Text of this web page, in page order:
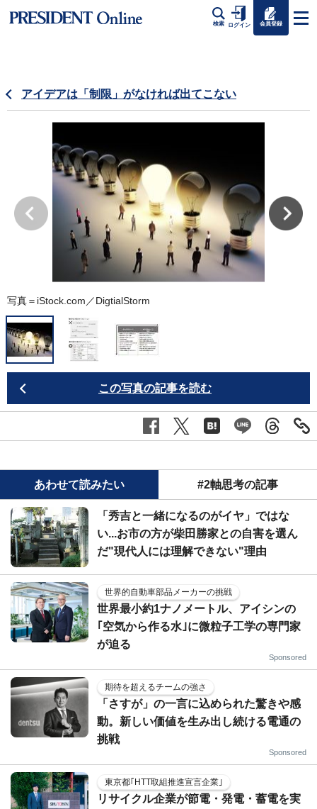
検索 ログイン 会員登録
アイデアは「制限」がなければ出てこない
写真＝iStock.com／DigtialStorm
この写真の記事を読む
あわせて読みたい #2軸思考の記事
「秀吉と一緒になるのがイヤ」ではな
い...お市の方が柴田勝家との自害を選ん
だ"現代人には理解できない"理由
世界的自動車部品メーカーの挑戦
世界最小約1ナノメートル、アイシンの
｢空気から作る水｣に微粒子工学の専門家
が迫る
Sponsored
期待を超えるチームの強さ
「さすが」の一言に込められた驚きや感
動。新しい価値を生み出し続ける電通の
挑戦
Sponsored
東京都｢HTT取組推進宣言企業｣
リサイクル企業が節電・発電・蓄電を実